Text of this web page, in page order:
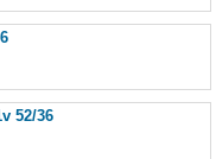
52/36